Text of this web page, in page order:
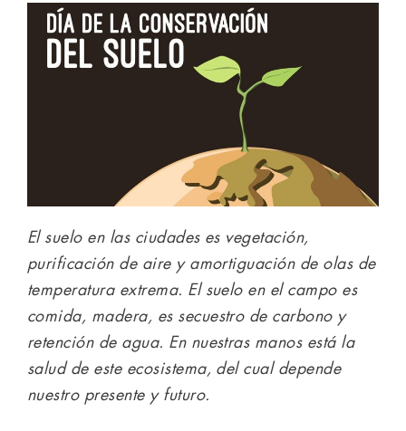
El suelo en las ciudades es vegetación,
purificación de aire y amortiguación de olas de
temperatura extrema. El suelo en el campo es
comida, madera, es secuestro de carbono y
retención de agua. En nuestras manos está la
salud de este ecosistema, del cual depende
nuestro presente y futuro.